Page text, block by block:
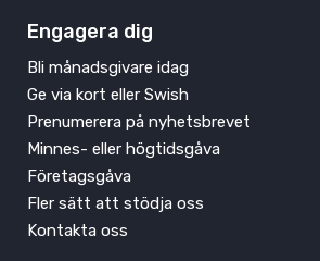
Engagera dig
Bli månadsgivare idag
Ge via kort eller Swish
Prenumerera på nyhetsbrevet
Minnes- eller högtidsgåva
Företagsgåva
Fler sätt att stödja oss
Kontakta oss